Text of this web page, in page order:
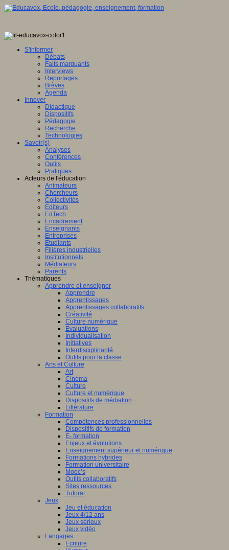
S'informer
Débats
Faits marquants
Interviews
Reportages
Brèves
Agenda
Innover
Didactique
Dispositifs
Pédagogie
Recherche
Technologies
Savoir(s)
Analyses
Conférences
Outils
Pratiques
Acteurs de l'éducation
Animateurs
Chercheurs
Collectivités
Editeurs
EdTech
Encadrement
Enseignants
Entreprises
Etudiants
Filières industrielles
Institutionnels
Médiateurs
Parents
Thématiques
Apprendre et enseigner
Apprendre
Apprentissages
Apprentissages collaboratifs
Créativité
Culture numérique
Evaluations
Individualisation
Initiatives
Interdisciplinarité
Outils pour la classe
Arts et Culture
Art
Cinéma
Culture
Culture et numérique
Dispositifs de médiation
Littérature
Formation
Compétences professionnelles
Dispositifs de formation
E- formation
Enjeux et évolutions
Enseignement supérieur et numérique
Formations hybrides
Formation universitaire
Mooc’s
Outils collaboratifs
Sites ressources
Tutorat
Jeux
Jeu et éducation
Jeux 4/12 ans
Jeux sérieux
Jeux vidéo
Langages
Ecriture